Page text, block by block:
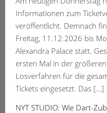
Informationen zum
veröffentlicht. Demnach
Freitag, 11.12.2026 bis
Alexandra Palace statt.
ersten Mal in der
Losverfahren für die
Tickets eingesetzt. Das […]
NYT STUDIO: Wie Dart-